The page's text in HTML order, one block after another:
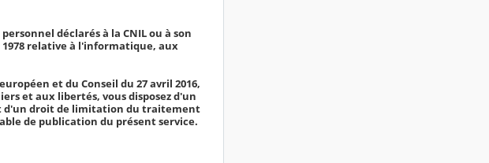
déclarés à la CNIL ou à son
relative à l'informatique, aux
et du Conseil du 27 avril 2016,
et aux libertés, vous disposez d'un
d'un droit de limitation du traitement
de publication du présent service.